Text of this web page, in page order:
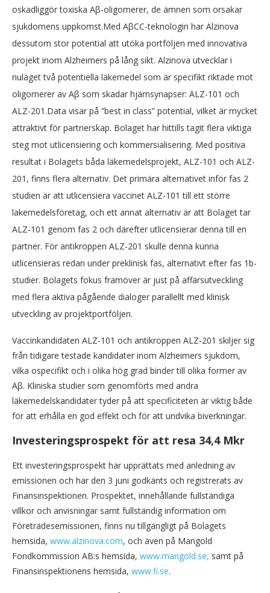
oskadliggör toxiska Aβ-oligomerer, de ämnen som orsakar
sjukdomens uppkomst.Med AβCC-teknologin har Alzinova
dessutom stor potential att utöka portföljen med innovativa
projekt inom Alzheimers på lång sikt. Alzinova utvecklar i
nuläget två potentiella läkemedel som är specifikt riktade mot
oligomerer av Aβ som skadar hjärnsynapser: ALZ-101 och
ALZ-201.Data visar på ”best in class” potential, vilket är mycket
attraktivt för partnerskap. Bolaget har hittills tagit flera viktiga
steg mot utlicensiering och kommersialisering. Med positiva
resultat i Bolagets båda läkemedelsprojekt, ALZ-101 och ALZ-
201, finns flera alternativ. Det primära alternativet inför fas 2
studien är att utlicensiera vaccinet ALZ-101 till ett större
läkemedelsföretag, och ett annat alternativ är att Bolaget tar
ALZ-101 genom fas 2 och därefter utlicensierar denna till en
partner. För antikroppen ALZ-201 skulle denna kunna
utlicensieras redan under preklinisk fas, alternativt efter fas 1b-
studier. Bolagets fokus framöver är just på affärsutveckling
med flera aktiva pågående dialoger parallellt med klinisk
utveckling av projektportföljen.
Vaccinkandidaten ALZ-101 och antikroppen ALZ-201 skiljer sig
från tidigare testade kandidater inom Alzheimers sjukdom,
vilka ospecifikt och i olika hög grad binder till olika former av
Aβ. Kliniska studier som genomförts med andra
läkemedelskandidater tyder på att specificiteten är viktig både
för att erhålla en god effekt och för att undvika biverkningar.
Investeringsprospekt för att resa 34,4 Mkr
Ett investeringsprospekt har upprättats med anledning av
emissionen och har den 3 juni godkänts och registrerats av
Finansinspektionen. Prospektet, innehållande fullständiga
villkor och anvisningar samt fullständig information om
Företrädesemissionen, finns nu tillgängligt på Bolagets
hemsida, www.alzinova.com, och även på Mangold
Fondkommission AB:s hemsida, www.mangold.se, samt på
Finansinspektionens hemsida, www.fi.se.